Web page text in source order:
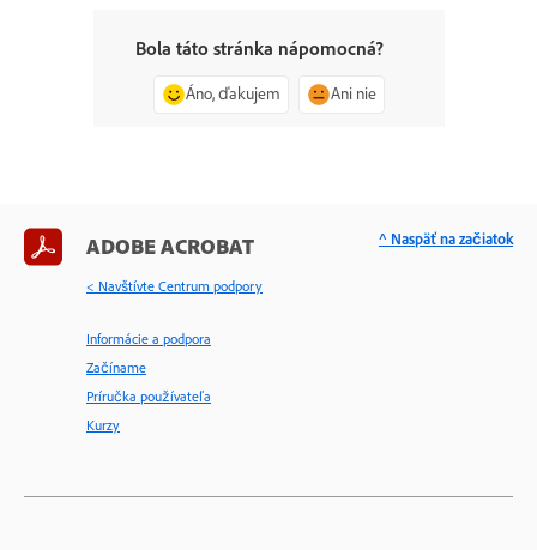
Bola táto stránka nápomocná?
Áno, ďakujem Ani nie
ADOBE ACROBAT
< Navštívte Centrum podpory
Informácie a podpora
Začíname
Príručka používateľa
Kurzy
^ Naspäť na začiatok